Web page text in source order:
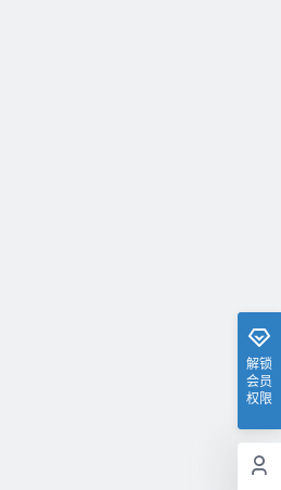
解锁
会员
权限